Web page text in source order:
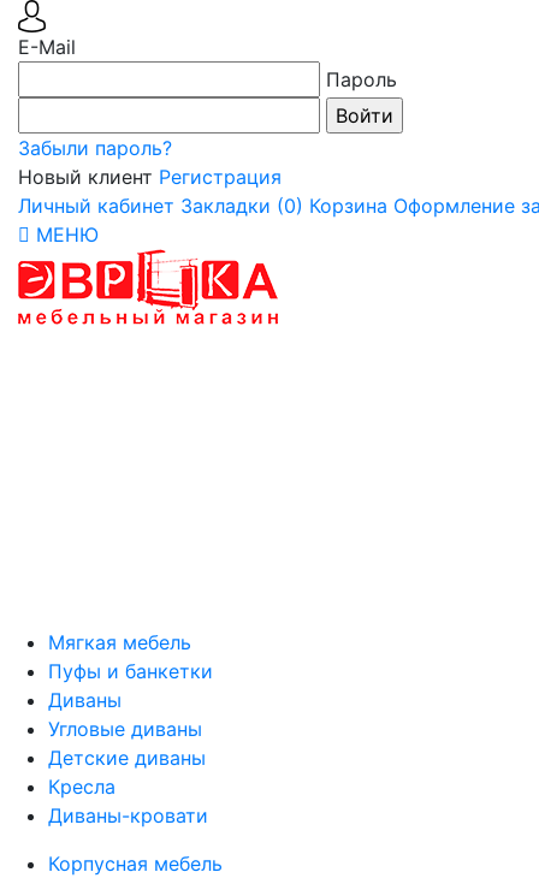
E-Mail
Пароль
Забыли пароль?
Новый клиент Регистрация
Личный кабинет Закладки (0) Корзина Оформление
МЕНЮ
Мягкая мебель
Пуфы и банкетки
Диваны
Угловые диваны
Детские диваны
Кресла
Диваны-кровати
Корпусная мебель